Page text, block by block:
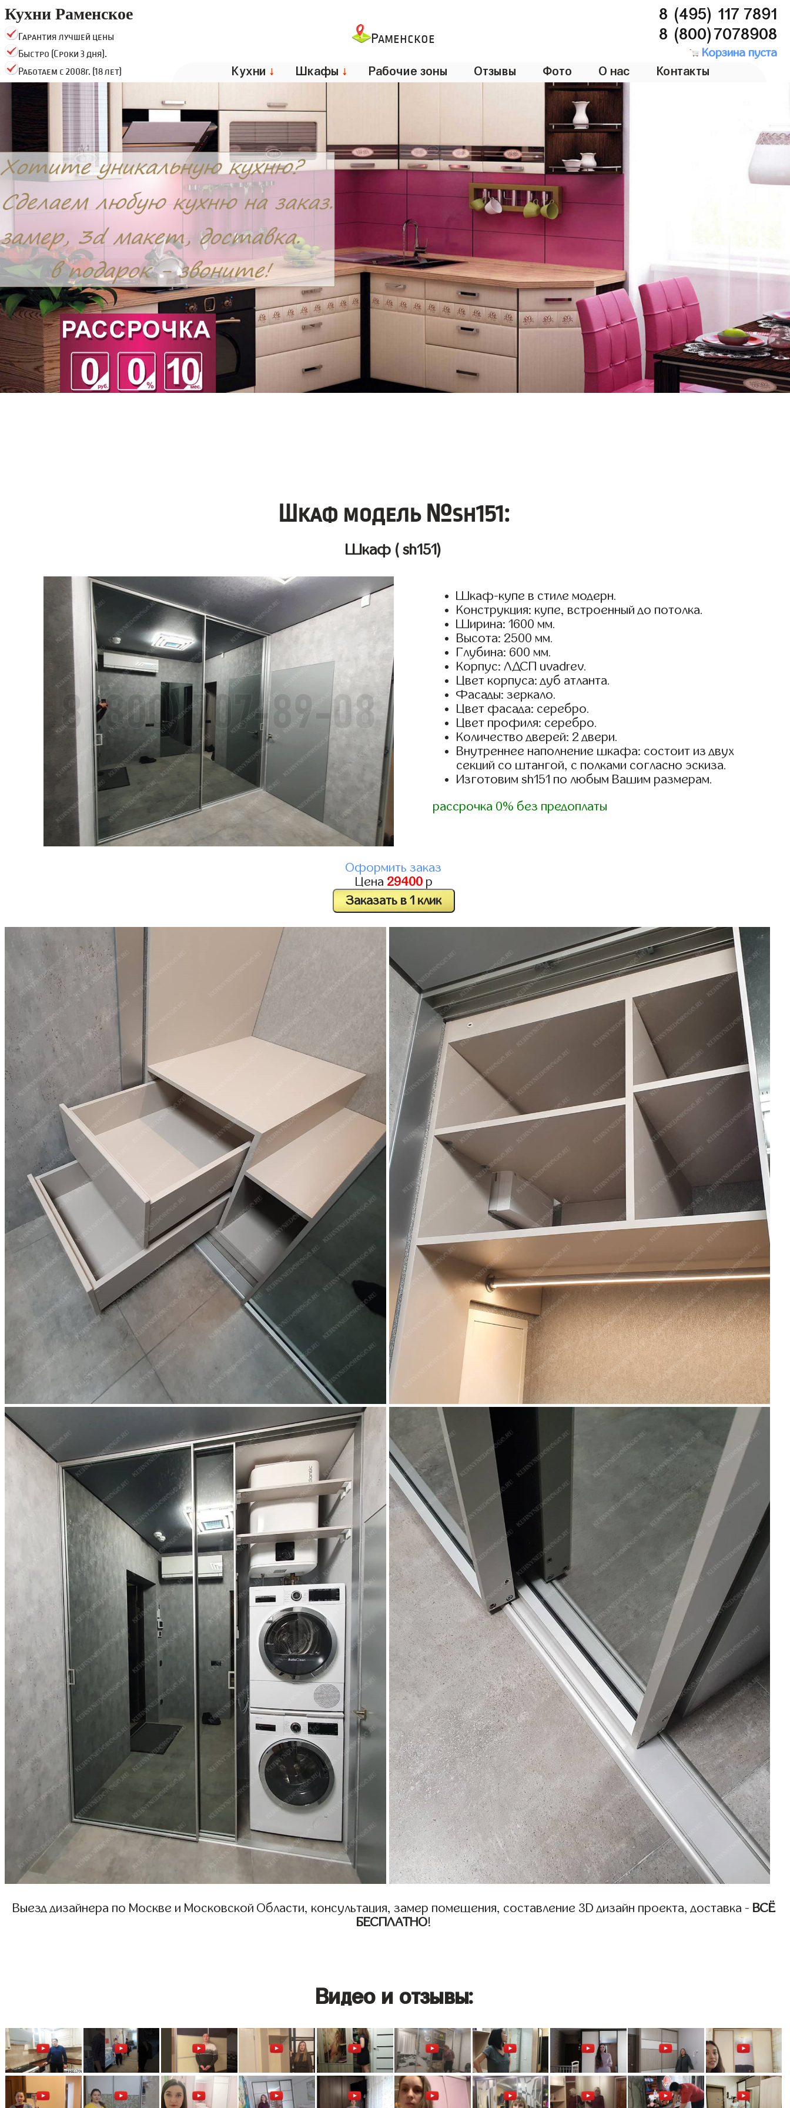
Кухни Раменское
Гарантия лучшей цены
Быстро (Сроки 3 дня).
Работаем с 2008г. (18 лет)
Раменское
8 (495) 117 7891
8 (800)7078908
Корзина пуста
Кухни ↓ Шкафы ↓ Рабочие зоны Отзывы Фото О нас Контакты
Шкаф модель №sh151:
Шкаф ( sh151)
Шкаф-купе в стиле модерн.
Конструкция: купе, встроенный до потолка.
Ширина: 1600 мм.
Высота: 2500 мм.
Глубина: 600 мм.
Корпус: ЛДСП uvadrev.
Цвет корпуса: дуб атланта.
Фасады: зеркало.
Цвет фасада: серебро.
Цвет профиля: серебро.
Количество дверей: 2 двери.
Внутреннее наполнение шкафа: состоит из двух
секций со штангой, с полками согласно эскиза.
Изготовим sh151 по любым Вашим размерам.
рассрочка 0% без предоплаты
Оформить заказ
Цена 29400р
Заказать в 1 клик
Выезд дизайнера по Москве и Московской Области, консультация, замер помещения, составление 3D дизайн проекта, доставка - ВСЁ
БЕСПЛАТНО!
Видео и отзывы: